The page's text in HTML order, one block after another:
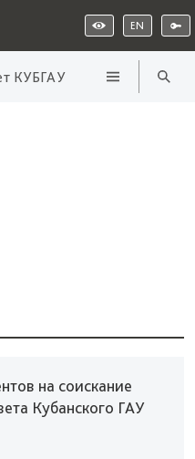
EN
КУБГАУ
на соискание
Кубанского ГАУ